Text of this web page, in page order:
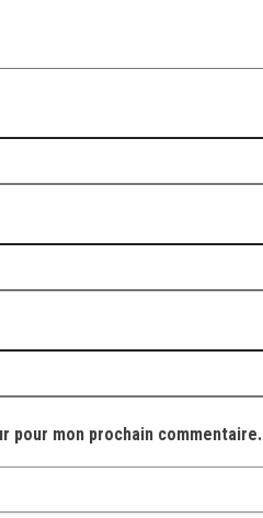
pour mon prochain commentaire.